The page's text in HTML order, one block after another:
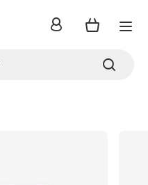
inloggen